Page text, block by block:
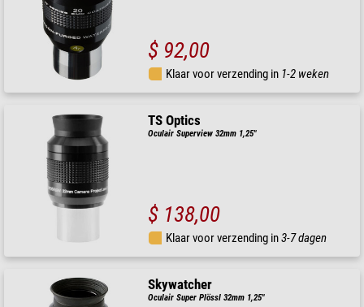
$ 92,00
Klaar voor verzending in 1-2 weken
TS Optics
Oculair Superview 32mm 1,25"
$ 138,00
Klaar voor verzending in3-7 dagen
Skywatcher
Oculair Super Plössl 32mm 1,25"